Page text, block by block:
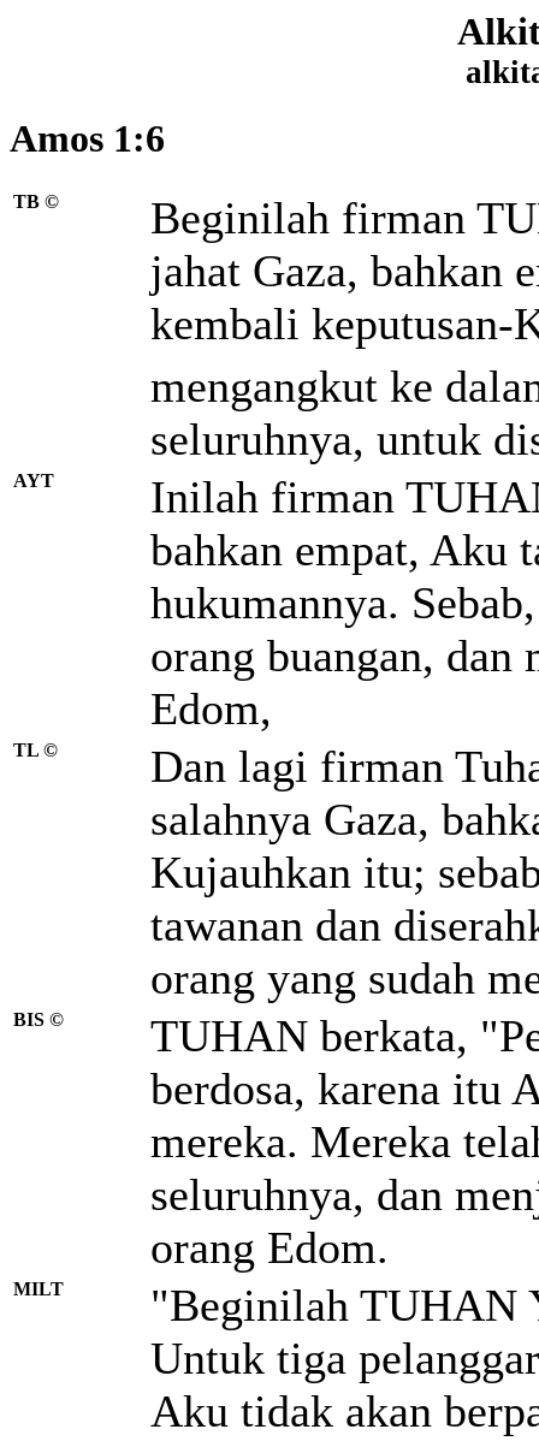
Amos 1:6
TB ©
Beginilah firman
jahat Gaza, bahkan
kembali keputusan-
mengangkut ke
seluruhnya, untuk
AYT
Inilah firman
bahkan empat, Aku
hukumannya.
orang buangan, dan
Edom,
TL ©
Dan lagi firman
salahnya Gaza,
Kujauhkan itu;
tawanan dan
orang yang sudah
BIS ©
TUHAN berkata,
berdosa, karena itu
mereka. Mereka
seluruhnya, dan
orang Edom.
MILT
"Beginilah TUHAN
Untuk tiga
Aku tidak akan